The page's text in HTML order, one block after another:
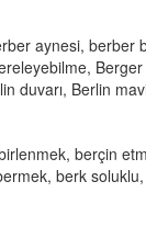
aynesi, berber
duvarı, Berlin
berçin
berk